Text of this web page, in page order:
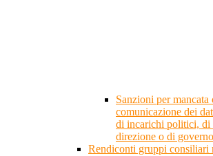
Sanzioni per mancata
comunicazione dei
di incarichi politici, di
direzione o di governo
Rendiconti gruppi consiliari